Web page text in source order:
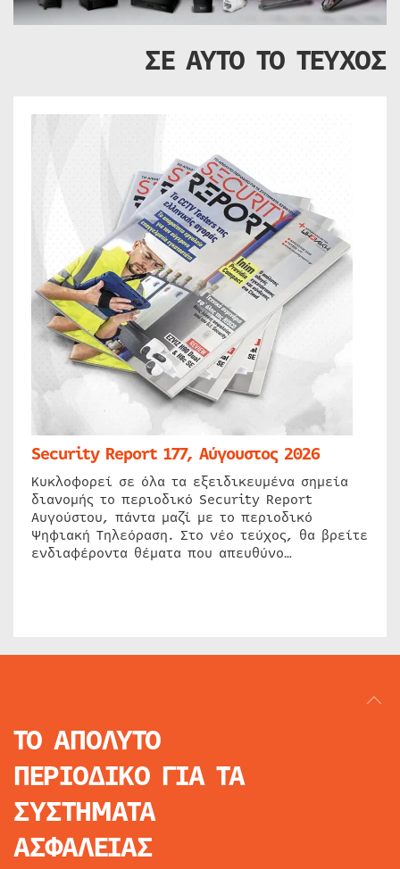
ΣΕ ΑΥΤΟ ΤΟ ΤΕΥΧΟΣ
Security Report 177, Αύγουστος 2026
Κυκλοφορεί σε όλα τα εξειδικευμένα σημεία
διανομής το περιοδικό Security Report
Αυγούστου, πάντα μαζί με το περιοδικό
Ψηφιακή Τηλεόραση. Στο νέο τεύχος, θα βρείτε
ενδιαφέροντα θέματα που απευθύνο…
ΤΟ ΑΠΟΛΥΤΟ
ΠΕΡΙΟΔΙΚΟ ΓΙΑ ΤΑ
ΣΥΣΤΗΜΑΤΑ
ΑΣΦΑΛΕΙΑΣ